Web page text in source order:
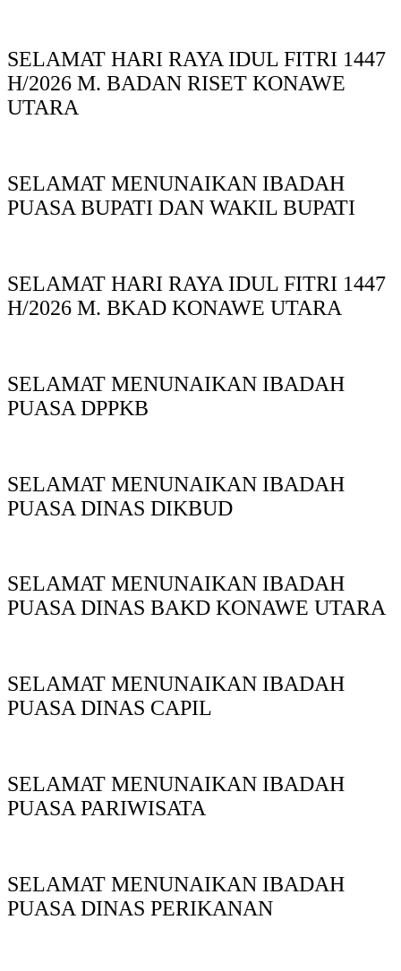
SELAMAT HARI RAYA IDUL FITRI 1447
H/2026 M. BADAN RISET KONAWE
UTARA
SELAMAT MENUNAIKAN IBADAH
PUASA BUPATI DAN WAKIL BUPATI
SELAMAT HARI RAYA IDUL FITRI 1447
H/2026 M. BKAD KONAWE UTARA
SELAMAT MENUNAIKAN IBADAH
PUASA DPPKB
SELAMAT MENUNAIKAN IBADAH
PUASA DINAS DIKBUD
SELAMAT MENUNAIKAN IBADAH
PUASA DINAS BAKD KONAWE UTARA
SELAMAT MENUNAIKAN IBADAH
PUASA DINAS CAPIL
SELAMAT MENUNAIKAN IBADAH
PUASA PARIWISATA
SELAMAT MENUNAIKAN IBADAH
PUASA DINAS PERIKANAN